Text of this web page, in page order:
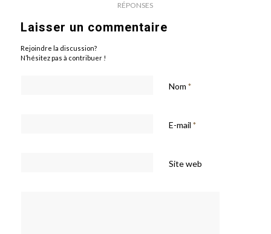
RÉPONSES
Laisser un commentaire
Rejoindre la discussion?
N’hésitez pas à contribuer !
Nom *
E-mail *
Site web